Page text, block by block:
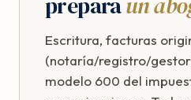
Escritura, facturas
(notaría/registro/
modelo 600 del